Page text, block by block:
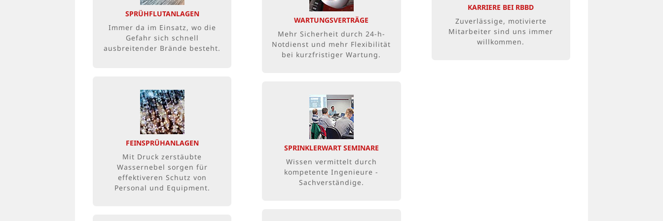
SPRÜHFLUTANLAGEN
Immer da im Einsatz, wo die
Gefahr sich schnell
ausbreitender Brände besteht.
beaufschlagt. Auch
geeignet zur Kühlung
hitzeempfindlicher oder
hochbrennbarer Objekte.
FEINSPRÜHANLAGEN
Mit Druck zerstäubte
Wassernebel sorgen für
effektiveren Schutz von
Personal und Equipment.
MEHR FÜR WENIGER?
Durch Druck erzeugte
Wassernebel schützen im
Brandfall effektiver – und die
Löschanlage benötigt weniger
Löschwasser, Energie und
Raum.
WARTUNGSVERTRÄGE
Mehr Sicherheit durch 24-h-
Notdienst und mehr Flexibilität
bei kurzfristiger Wartung.
auch außerplanmäßige
Arbeiten an
Brandschutzsystemen
kurzfristig realisiert werden
SPRINKLERWART SEMINARE
Wissen vermittelt durch
kompetente Ingenieure -
Sachverständige.
THEORIE UND PRAXIS
Die 1,5-tägige Schulung in
Mogendorf richtet sich an
Fachmonteure, Versorgungs-
techniker, haustechnisches
Fachpersonal und
Haustechniker.
KARRIERE BEI RBBD
Zuverlässige, motivierte
Mitarbeiter sind uns immer
willkommen.
freuen uns auch über Initiativ-
Bewerbungen.